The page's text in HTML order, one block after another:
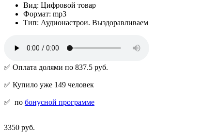
Вид: Цифровой товар
Формат: mp3
Тип: Аудионастрои. Выздоравливаем
✅ Оплата долями по 837.5 руб.
✅ Купило уже 149 человек
✅ по бонусной программе
3350 руб.